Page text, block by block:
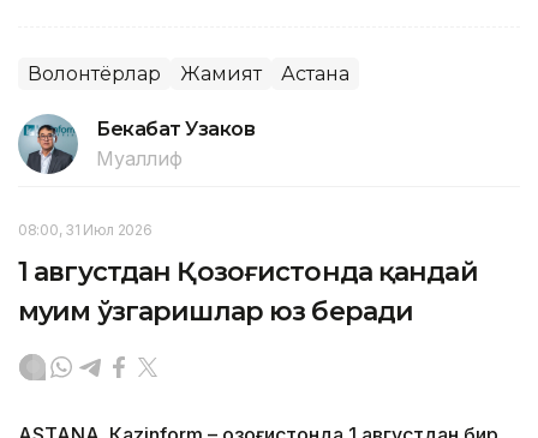
Волонтёрлар Жамият Астана
Бекабат Узаков
Муаллиф
08:00, 31 Июл 2026
1 августдан Қозоғистонда қандай
муҳим ўзгаришлар юз беради